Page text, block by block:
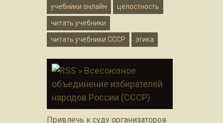
учебники онлайн целостность
читать учебники
читать учебники СССР этика
» Всесоюзное
объединение избирателей
народов России (СССР)
Привлечь к суду организаторов